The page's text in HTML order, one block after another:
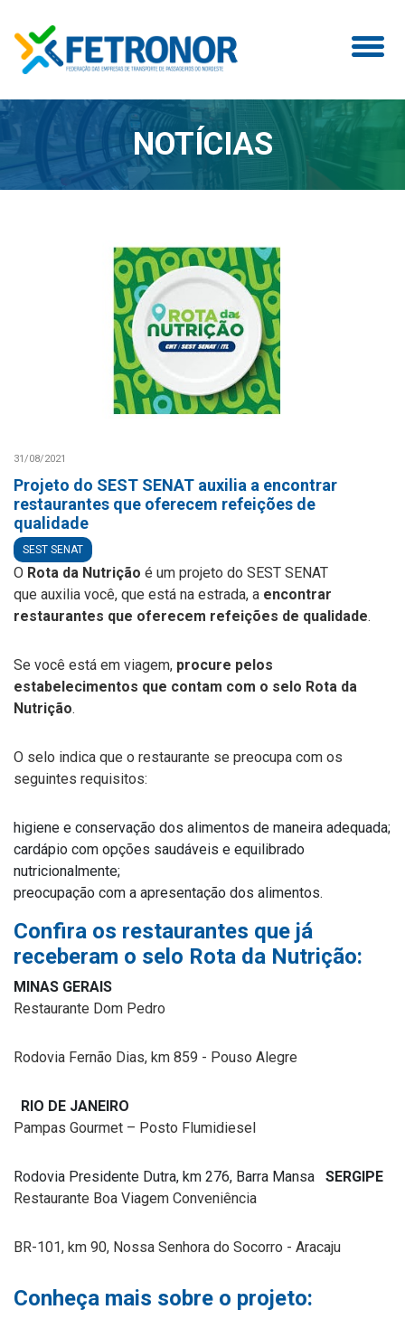
NOTÍCIAS
31/08/2021
Projeto do SEST SENAT auxilia a encontrar
restaurantes que oferecem refeições de
qualidade
SEST SENAT
O Rota da Nutrição é um projeto do SEST SENAT
que auxilia você, que está na estrada, a encontrar
restaurantes que oferecem refeições de qualidade.
Se você está em viagem, procure pelos
estabelecimentos que contam com o selo Rota da
Nutrição.
O selo indica que o restaurante se preocupa com os
seguintes requisitos:
higiene e conservação dos alimentos de maneira adequada;
cardápio com opções saudáveis e equilibrado
nutricionalmente;
preocupação com a apresentação dos alimentos.
Confira os restaurantes que já
receberam o selo Rota da Nutrição:
MINAS GERAIS
Restaurante Dom Pedro
Rodovia Fernão Dias, km 859 - Pouso Alegre
RIO DE JANEIRO
Pampas Gourmet – Posto Flumidiesel
Rodovia Presidente Dutra, km 276, Barra Mansa
SERGIPE
Restaurante Boa Viagem Conveniência
BR-101, km 90, Nossa Senhora do Socorro - Aracaju
Conheça mais sobre o projeto: